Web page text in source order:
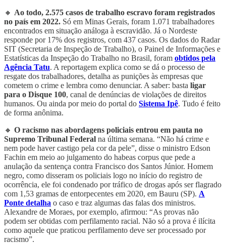
🔸 Ao todo, 2.575 casos de trabalho escravo foram registrados
no país em 2022. Só em Minas Gerais, foram 1.071 trabalhadores
encontrados em situação análoga à escravidão. Já o Nordeste
responde por 17% dos registros, com 437 casos. Os dados do Radar
SIT (Secretaria de Inspeção de Trabalho), o Painel de Informações e
Estatísticas da Inspeção do Trabalho no Brasil, foram obtidos pela
Agência Tatu. A reportagem explica como se dá o processo de
resgate dos trabalhadores, detalha as punições às empresas que
cometem o crime e lembra como denunciar. A saber: basta ligar
para o Disque 100, canal de denúncias de violações de direitos
humanos. Ou ainda por meio do portal do Sistema Ipê. Tudo é feito
de forma anônima.
🔸 O racismo nas abordagens policiais entrou em pauta no
Supremo Tribunal Federal na última semana. “Não há crime e
nem pode haver castigo pela cor da pele”, disse o ministro Edson
Fachin em meio ao julgamento do habeas corpus que pede a
anulação da sentença contra Francisco dos Santos Júnior. Homem
negro, como disseram os policiais logo no início do registro de
ocorrência, ele foi condenado por tráfico de drogas após ser flagrado
com 1,53 gramas de entorpecentes em 2020, em Bauru (SP). A
Ponte detalha o caso e traz algumas das falas dos ministros.
Alexandre de Moraes, por exemplo, afirmou: “As provas não
podem ser obtidas com perfilamento racial. Não só a prova é ilícita
como aquele que praticou perfilamento deve ser processado por
racismo”.